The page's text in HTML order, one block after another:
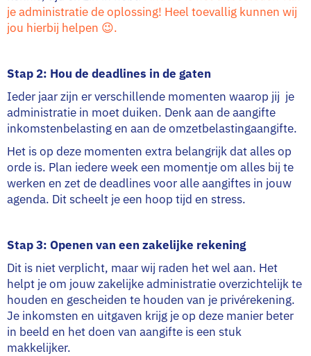
je administratie de oplossing! Heel toevallig kunnen wij
jou hierbij helpen 😉.
Stap 2: Hou de deadlines in de gaten
Ieder jaar zijn er verschillende momenten waarop jij je
administratie in moet duiken. Denk aan de aangifte
inkomstenbelasting en aan de omzetbelastingaangifte.
Het is op deze momenten extra belangrijk dat alles op
orde is. Plan iedere week een momentje om alles bij te
werken en zet de deadlines voor alle aangiftes in jouw
agenda. Dit scheelt je een hoop tijd en stress.
Stap 3: Openen van een zakelijke rekening
Dit is niet verplicht, maar wij raden het wel aan. Het
helpt je om jouw zakelijke administratie overzichtelijk te
houden en gescheiden te houden van je privérekening.
Je inkomsten en uitgaven krijg je op deze manier beter
in beeld en het doen van aangifte is een stuk
makkelijker.